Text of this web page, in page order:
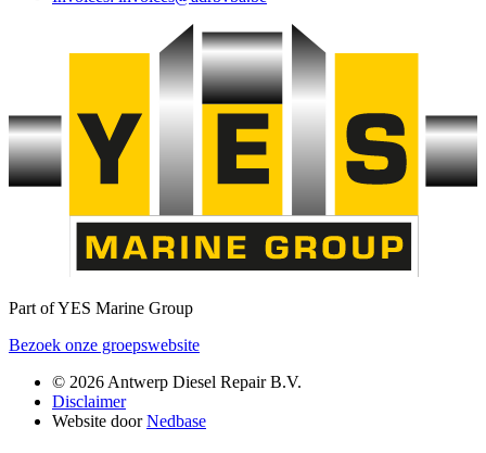
Part of YES Marine Group
Bezoek onze groepswebsite
© 2026 Antwerp Diesel Repair B.V.
Disclaimer
Website doorNedbase